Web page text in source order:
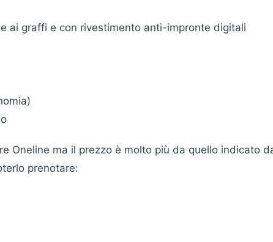
ai graffi e con rivestimento anti-impronte digitali
Oneline ma il prezzo è molto più da quello indicato
prenotare: